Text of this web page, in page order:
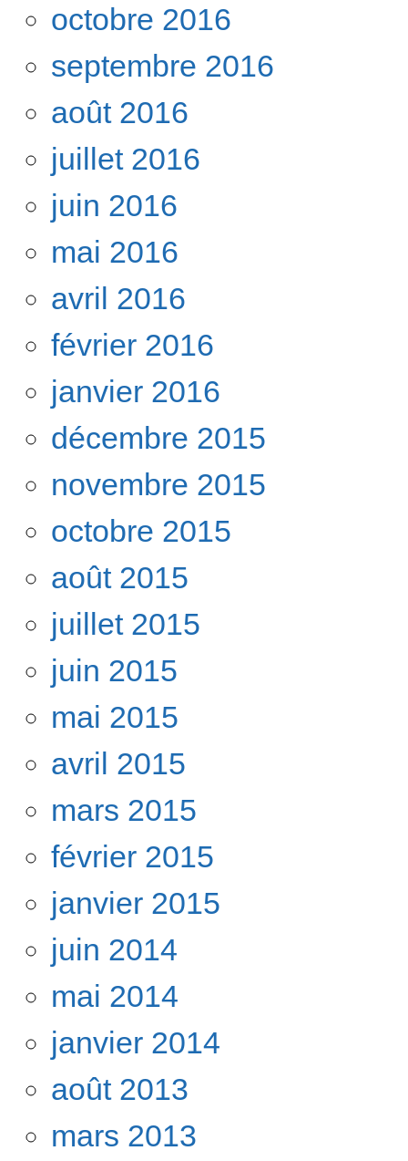
octobre 2016
septembre 2016
août 2016
juillet 2016
juin 2016
mai 2016
avril 2016
février 2016
janvier 2016
décembre 2015
novembre 2015
octobre 2015
août 2015
juillet 2015
juin 2015
mai 2015
avril 2015
mars 2015
février 2015
janvier 2015
juin 2014
mai 2014
janvier 2014
août 2013
mars 2013